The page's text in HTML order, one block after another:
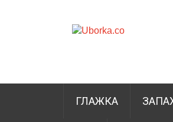
ГЛАЖКА